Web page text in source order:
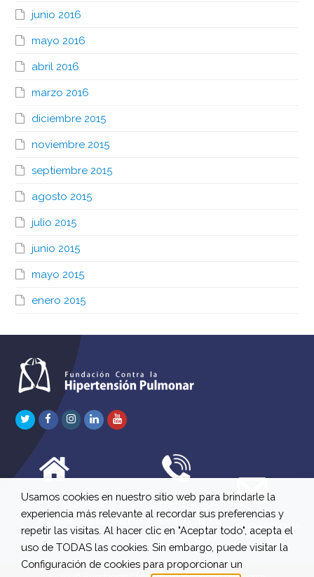
junio 2016
mayo 2016
abril 2016
marzo 2016
diciembre 2015
noviembre 2015
septiembre 2015
agosto 2015
julio 2015
junio 2015
mayo 2015
enero 2015
TwitterFacebook
Instagram
LinkedInYoutube
C/ Río Jordán 7 bajo
A 28981 Parla Madrid
647 630 515
661 73 42 04
613 22 15 27
info@fchp.es
Usamos cookies en nuestro sitio web para brindarle la
experiencia más relevante al recordar sus preferencias y
repetir las visitas. Al hacer clic en "Aceptar todo", acepta el
uso de TODAS las cookies. Sin embargo, puede visitar la
Configuración de cookies para proporcionar un